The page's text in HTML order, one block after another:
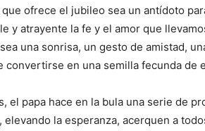
ofrece el jubileo sea un antídoto
y atrayente la fe y el amor que
una sonrisa, un gesto de amistad,
en una semilla fecunda de
el papa hace en la bula una serie de
la esperanza, acerquen a